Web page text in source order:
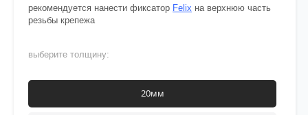
рекомендуется нанести фиксатор Felix на верхнюю часть
резьбы крепежа
выберите толщину:
20мм